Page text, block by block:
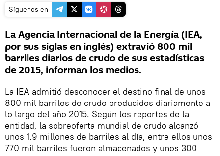
Síguenos en
La Agencia Internacional de la Energía (IEA,
por sus siglas en inglés) extravió 800 mil
barriles diarios de crudo de sus estadísticas
de 2015, informan los medios.
La IEA admitió desconocer el destino final de unos
800 mil barriles de crudo producidos diariamente a
lo largo del año 2015. Según los reportes de la
entidad, la sobreoferta mundial de crudo alcanzó
unos 1.9 millones de barriles al día, entre ellos unos
770 mil barriles fueron almacenados y unos 300